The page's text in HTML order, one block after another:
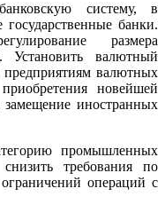
систему, в
государственные банки.
размера
Установить валютный
валютных
новейшей
иностранных
промышленных
требования по
операций с